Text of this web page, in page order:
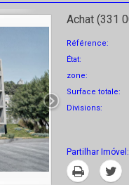
Achat (331
Référence:
État:
zone:
Surface totale:
Divisions:
Partilhar Imóvel:
Imprimer